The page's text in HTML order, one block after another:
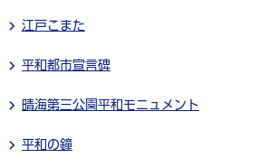
江戸こまた
平和都市宣言碑
晴海第三公園平和モニュメント
平和の鐘